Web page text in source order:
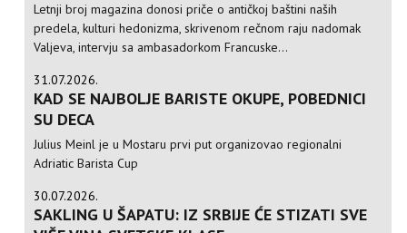
Letnji broj magazina donosi priče o antičkoj baštini naših
predela, kulturi hedonizma, skrivenom rečnom raju nadomak
Valjeva, intervju sa ambasadorkom Francuske...
31.07.2026.
KAD SE NAJBOLJE BARISTE OKUPE, POBEDNICI
SU DECA
Julius Meinl je u Mostaru prvi put organizovao regionalni
Adriatic Barista Cup
30.07.2026.
SAKLING U ŠAPATU: IZ SRBIJE ĆE STIZATI SVE